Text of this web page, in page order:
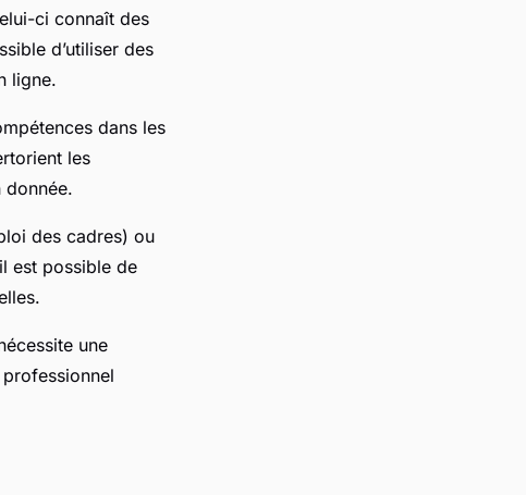
ci connaît des
d’utiliser des
ligne.
dans les
les
donnée.
des cadres) ou
est possible de
une